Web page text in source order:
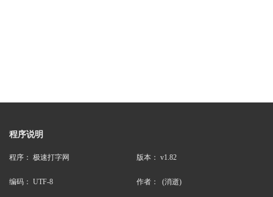
程序说明
程序： 极速打字网 版本： v1.82
编码： UTF-8 作者： (消逝)